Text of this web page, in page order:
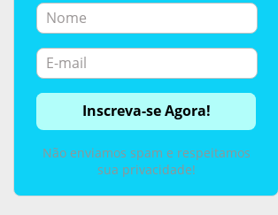
Não enviamos spam e respeitamos
sua privacidade!